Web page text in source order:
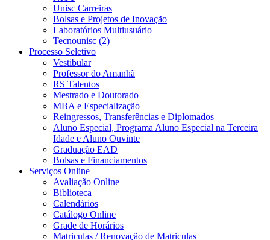
Unisc Carreiras
Bolsas e Projetos de Inovação
Laboratórios Multiusuário
Tecnounisc (2)
Processo Seletivo
Vestibular
Professor do Amanhã
RS Talentos
Mestrado e Doutorado
MBA e Especialização
Reingressos, Transferências e Diplomados
Aluno Especial, Programa Aluno Especial na Terceira
Idade e Aluno Ouvinte
Graduação EAD
Bolsas e Financiamentos
Serviços Online
Avaliação Online
Biblioteca
Calendários
Catálogo Online
Grade de Horários
Matriculas / Renovação de Matriculas